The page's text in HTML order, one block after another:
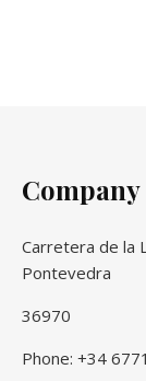
Carretera de la
Pontevedra
36970
Phone: +34